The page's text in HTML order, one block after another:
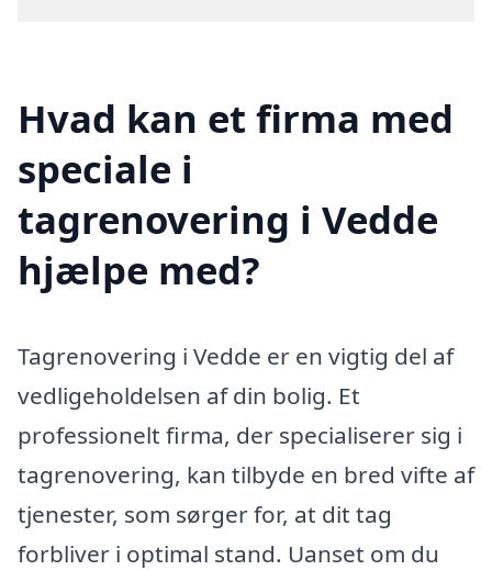
Hvad kan et firma med
speciale i
tagrenovering i Vedde
hjælpe med?
Tagrenovering i Vedde er en vigtig del af
vedligeholdelsen af din bolig. Et
professionelt firma, der specialiserer sig i
tagrenovering, kan tilbyde en bred vifte af
tjenester, som sørger for, at dit tag
forbliver i optimal stand. Uanset om du